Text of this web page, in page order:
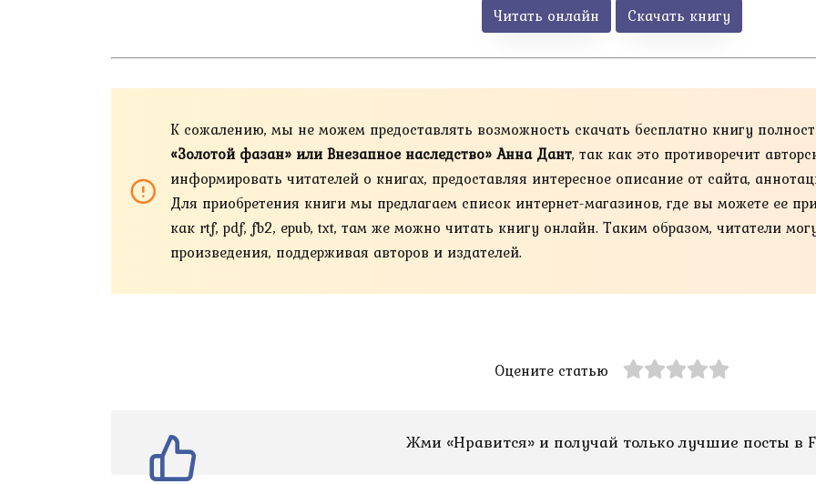
Читать онлайн Скачать книгу
К сожалению, мы не можем предоставлять возможность скачать бесплатно книгу
«Золотой фазан» или Внезапное наследство» Анна Дант, так как это противоречит
информировать читателей о книгах, предоставляя интересное описание от сайта,
Для приобретения книги мы предлагаем список интернет-магазинов, где вы можете ее
как rtf, pdf, fb2, epub, txt, там же можно читать книгу онлайн. Таким образом, читатели
произведения, поддерживая авторов и издателей.
Оцените статью
Жми «Нравится» и получай только лучшие посты в